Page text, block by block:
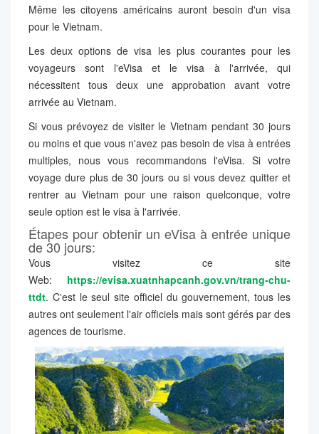
Même les citoyens américains auront besoin d'un visa
pour le Vietnam.
Les deux options de visa les plus courantes pour les
voyageurs sont l'eVisa et le visa à l'arrivée, qui
nécessitent tous deux une approbation avant votre
arrivée au Vietnam.
Si vous prévoyez de visiter le Vietnam pendant 30 jours
ou moins et que vous n'avez pas besoin de visa à entrées
multiples, nous vous recommandons l'eVisa. Si votre
voyage dure plus de 30 jours ou si vous devez quitter et
rentrer au Vietnam pour une raison quelconque, votre
seule option est le visa à l'arrivée.
Étapes pour obtenir un eVisa à entrée unique
de 30 jours:
Vous visitez ce site
Web:
https://evisa.xuatnhapcanh.gov.vn/trang-chu-
ttdt. C'est le seul site officiel du gouvernement, tous les
autres ont seulement l'air officiels mais sont gérés par des
agences de tourisme.